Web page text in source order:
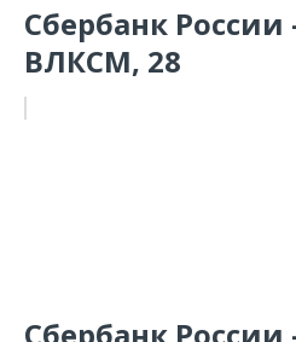
Сбербанк России
ВЛКСМ, 28